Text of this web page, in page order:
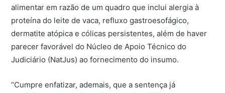
alimentar em razão de um quadro que inclui alergia à
proteína do leite de vaca, refluxo gastroesofágico,
dermatite atópica e cólicas persistentes, além de haver
parecer favorável do Núcleo de Apoio Técnico do
Judiciário (NatJus) ao fornecimento do insumo.
“Cumpre enfatizar, ademais, que a sentença já